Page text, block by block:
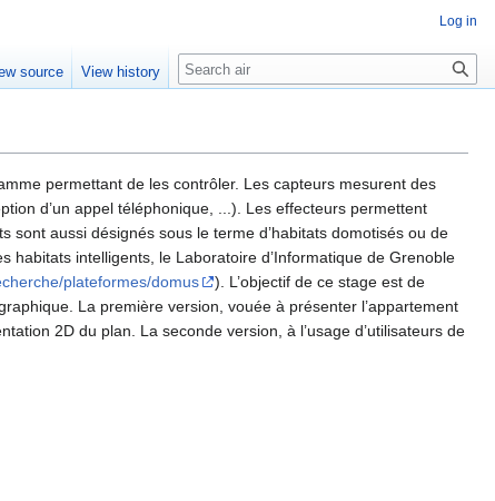
permettant de les contrôler. Les capteurs mesurent des
d’un appel téléphonique, ...). Les effecteurs permettent
sont aussi désignés sous le terme d’habitats domotisés ou de
habitats intelligents, le Laboratoire d’Informatique de Grenoble
plateformes/domus
). L’objectif de ce stage est de
La première version, vouée à présenter l’appartement
2D du plan. La seconde version, à l’usage d’utilisateurs de
Log in
source View history Search